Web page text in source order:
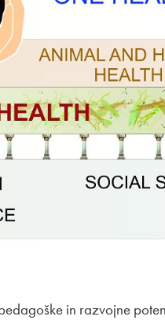
in razvojne